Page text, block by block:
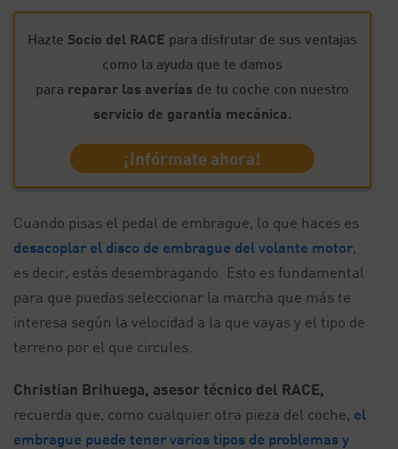
Hazte Socio del RACE para disfrutar de sus ventajas
como la ayuda que te damos
para reparar las averías de tu coche con nuestro
servicio de garantía mecánica.
¡Infórmate ahora!
Cuando pisas el pedal de embrague, lo que haces es
desacoplar el disco de embrague del volante motor,
es decir, estás desembragando. Esto es fundamental
para que puedas seleccionar la marcha que más te
interesa según la velocidad a la que vayas y el tipo de
terreno por el que circules.
Christian Brihuega, asesor técnico del RACE,
recuerda que, como cualquier otra pieza del coche, el
embrague puede tener varios tipos de problemas y